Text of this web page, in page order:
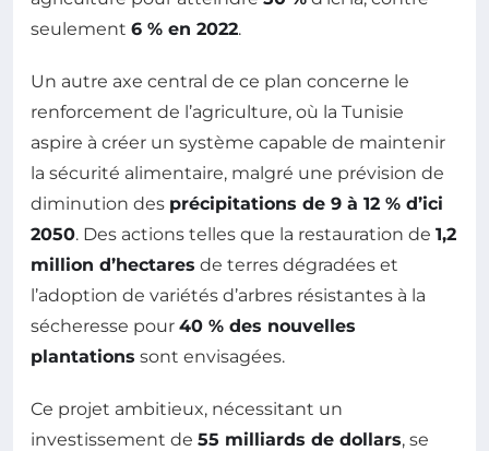
seulement 6 % en 2022.
Un autre axe central de ce plan concerne le
renforcement de l’agriculture, où la Tunisie
aspire à créer un système capable de maintenir
la sécurité alimentaire, malgré une prévision de
diminution des précipitations de 9 à 12 % d’ici
2050. Des actions telles que la restauration de 1,2
million d’hectares de terres dégradées et
l’adoption de variétés d’arbres résistantes à la
sécheresse pour 40 % des nouvelles
plantations sont envisagées.
Ce projet ambitieux, nécessitant un
investissement de 55 milliards de dollars, se